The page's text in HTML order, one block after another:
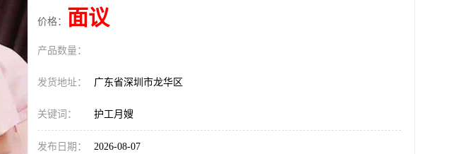
价格： 面议
产品数量：
发货地址： 广东省深圳市龙华区
关键词： 护工月嫂
发布日期： 2026-08-07